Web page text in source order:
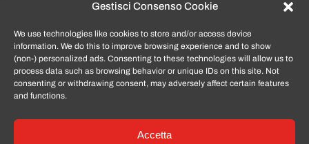
Gestisci Consenso Cookie
We use technologies like cookies to store and/or access device
information. We do this to improve browsing experience and to show
(non-) personalized ads. Consenting to these technologies will allow us to
process data such as browsing behavior or unique IDs on this site. Not
consenting or withdrawing consent, may adversely affect certain features
and functions.
Accetta
TERMINI E CONDIZIONI
RESI E ASSISTENZE
CONTATTACI